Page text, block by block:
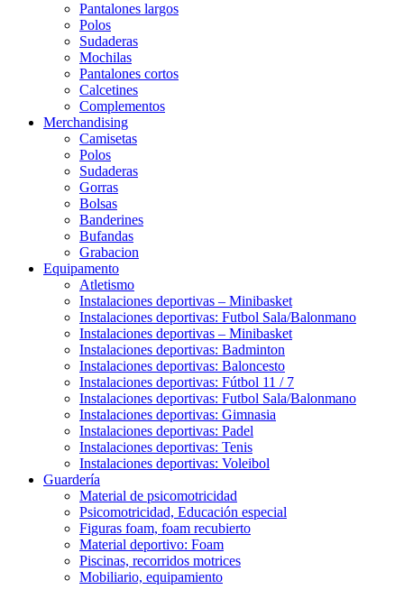
Pantalones largos
Polos
Sudaderas
Mochilas
Pantalones cortos
Calcetines
Complementos
Merchandising
Camisetas
Polos
Sudaderas
Gorras
Bolsas
Banderines
Bufandas
Grabacion
Equipamento
Atletismo
Instalaciones deportivas – Minibasket
Instalaciones deportivas: Futbol Sala/Balonmano
Instalaciones deportivas – Minibasket
Instalaciones deportivas: Badminton
Instalaciones deportivas: Baloncesto
Instalaciones deportivas: Fútbol 11 / 7
Instalaciones deportivas: Futbol Sala/Balonmano
Instalaciones deportivas: Gimnasia
Instalaciones deportivas: Padel
Instalaciones deportivas: Tenis
Instalaciones deportivas: Voleibol
Guardería
Material de psicomotricidad
Psicomotricidad, Educación especial
Figuras foam, foam recubierto
Material deportivo: Foam
Piscinas, recorridos motrices
Mobiliario, equipamiento